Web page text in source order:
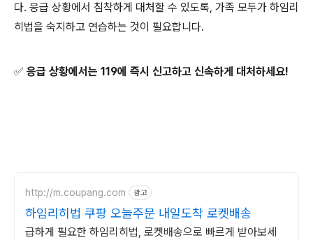
다. 응급 상황에서 침착하게 대처할 수 있도록, 가족 모두가 하임리
히법을 숙지하고 연습하는 것이 필요합니다.
✅ 응급 상황에서는 119에 즉시 신고하고 신속하게 대처하세요!
http://m.coupang.com 광고
하임리히법 쿠팡 오늘주문 내일도착 로켓배송
급하게 필요한 하임리히법, 로켓배송으로 빠르게 받아보세